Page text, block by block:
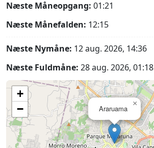
Næste Måneopgang: 01:21
Næste Månefalden: 12:15
Næste Nymåne: 12 aug. 2026, 14:36
Næste Fuldmåne: 28 aug. 2026, 01:18
Araruama
×
+
−